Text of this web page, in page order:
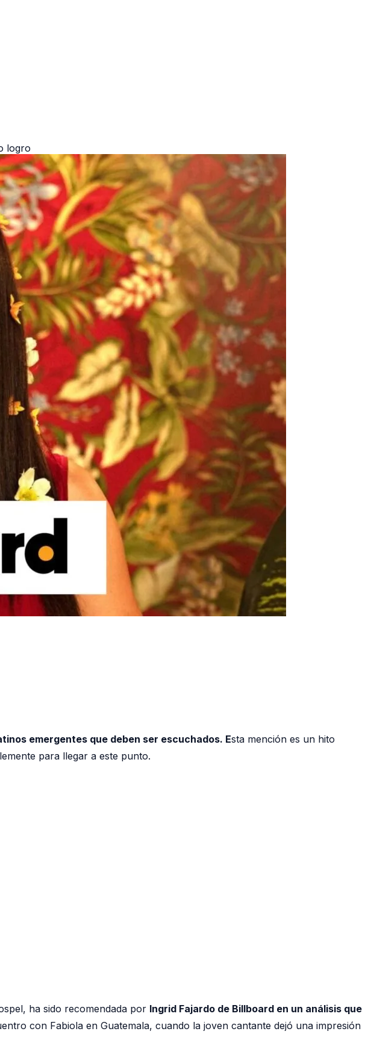
logro
emergentes que deben ser escuchados. Esta mención es un hito
para llegar a este punto.
ha sido recomendada por Ingrid Fajardo de Billboard en un análisis que
con Fabiola en Guatemala, cuando la joven cantante dejó una impresión